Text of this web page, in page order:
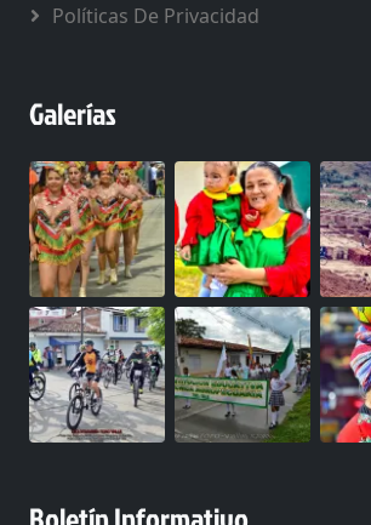
Políticas De Privacidad
Galerías